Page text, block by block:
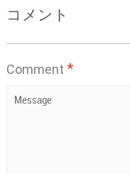
コメント
Comment *